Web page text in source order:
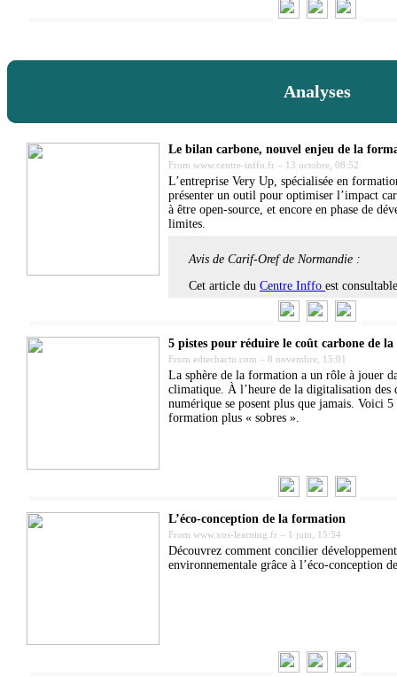
Analyses
Le bilan carbone, nouvel enjeu de la
From www.centre-inffo.fr – 13 octobre, 08:52
L’entreprise Very Up, spécialisée en
présenter un outil pour optimiser l’impact
à être open-source, et encore en phase de
limites.
Avis de Carif-Oref de Normandie :
Cet article du Centre Inffo est consultable
5 pistes pour réduire le coût carbone de
From edtechactu.com – 8 novembre, 15:01
La sphère de la formation a un rôle à jouer
climatique. À l’heure de la digitalisation des
numérique se posent plus que jamais. Voici
formation plus « sobres ».
L’éco-conception de la formation
From www.xos-learning.fr – 1 juin, 15:54
Découvrez comment concilier
environnementale grâce à l’éco-conception